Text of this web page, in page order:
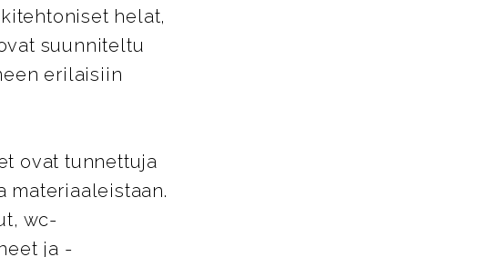
helat,
suunniteltu
erilaisiin
ovat tunnettuja
materiaaleistaan.
wc-
ja -